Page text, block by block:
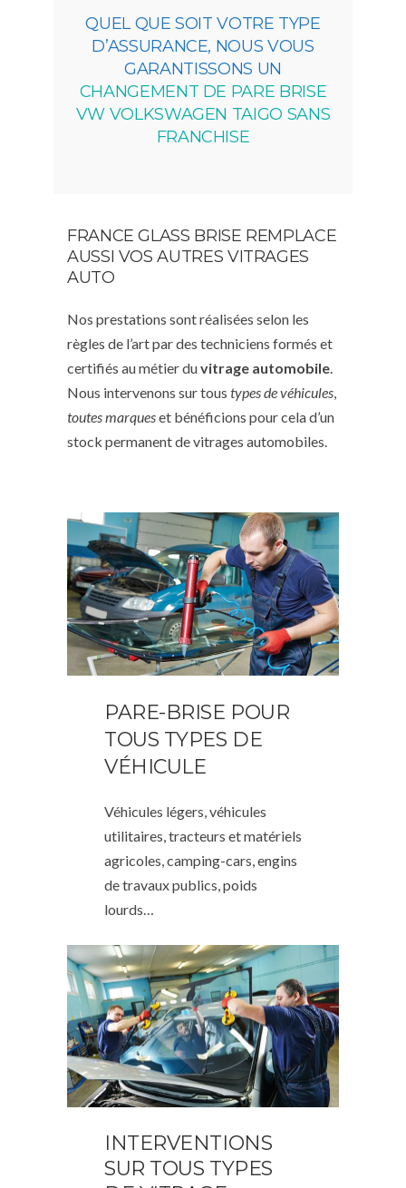
QUEL QUE SOIT VOTRE TYPE
D’ASSURANCE, NOUS VOUS
GARANTISSONS UN
CHANGEMENT DE PARE BRISE
VW VOLKSWAGEN TAIGO SANS
FRANCHISE
FRANCE GLASS BRISE REMPLACE
AUSSI VOS AUTRES VITRAGES
AUTO
Nos prestations sont réalisées selon les
règles de l’art par des techniciens formés et
certifiés au métier duvitrage automobile
Nous intervenons sur tous types de véhicules
toutes marqueset bénéficions pour cela d’un
stock permanent de vitrages automobiles.
PARE-BRISE POUR
TOUS TYPES DE
VÉHICULE
Véhicules légers, véhicules
utilitaires, tracteurs et matériels
agricoles, camping-cars, engins
de travaux publics, poids
lourds…
INTERVENTIONS
SUR TOUS TYPES